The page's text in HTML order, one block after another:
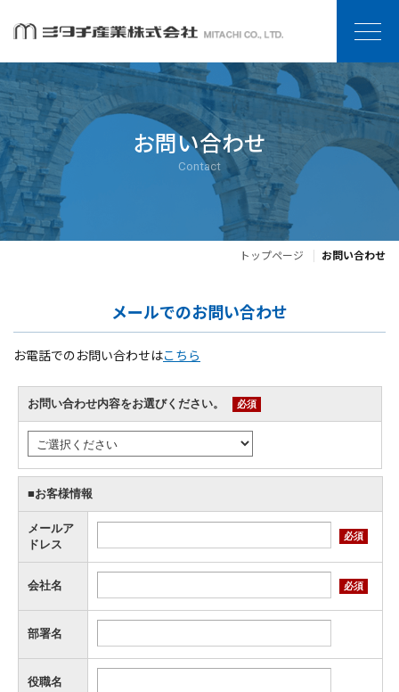
お問い合わせ
Contact
トップページ お問い合わせ
メールでのお問い合わせ
お電話でのお問い合わせはこちら
お問い合わせ内容をお選びください。 必須
■お客様情報
メールア
ドレス
必須
会社名 必須
部署名
役職名